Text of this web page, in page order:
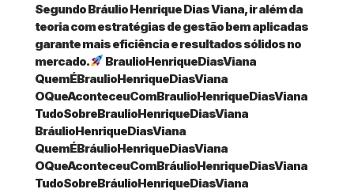
Segundo Bráulio Henrique Dias Viana, ir além da
teoria com estratégias de gestão bem aplicadas
garante mais eficiência e resultados sólidos no
mercado.
BraulioHenriqueDiasViana
QuemÉBraulioHenriqueDiasViana
OQueAconteceuComBraulioHenriqueDiasViana
TudoSobreBraulioHenriqueDiasViana
BráulioHenriqueDiasViana
QuemÉBráulioHenriqueDiasViana
OQueAconteceuComBráulioHenriqueDiasViana
TudoSobreBráulioHenriqueDiasViana